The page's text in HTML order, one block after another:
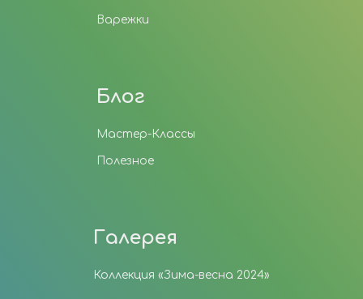
Варежки
Блог
Мастер-Классы
Полезное
Галерея
Коллекция «Зима-весна 2024»